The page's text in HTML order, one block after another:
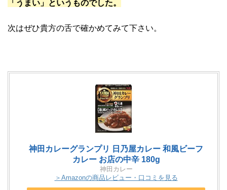
「うまい」というものでした。
次はぜひ貴方の舌で確かめてみて下さい。
神田カレーグランプリ 日乃屋カレー 和風ビーフ
カレー お店の中辛 180g
神田カレー
＞Amazonの商品レビュー・口コミを見る